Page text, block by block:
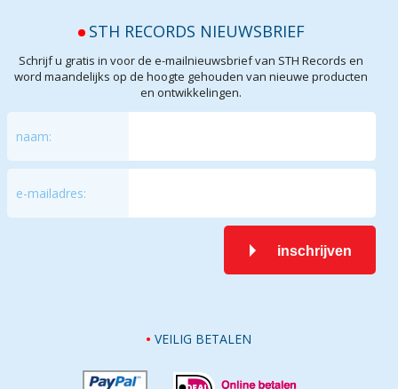
STH RECORDS NIEUWSBRIEF
Schrijf u gratis in voor de e-mailnieuwsbrief van STH Records en
word maandelijks op de hoogte gehouden van nieuwe producten
en ontwikkelingen.
naam:
e-mailadres:
inschrijven
VEILIG BETALEN